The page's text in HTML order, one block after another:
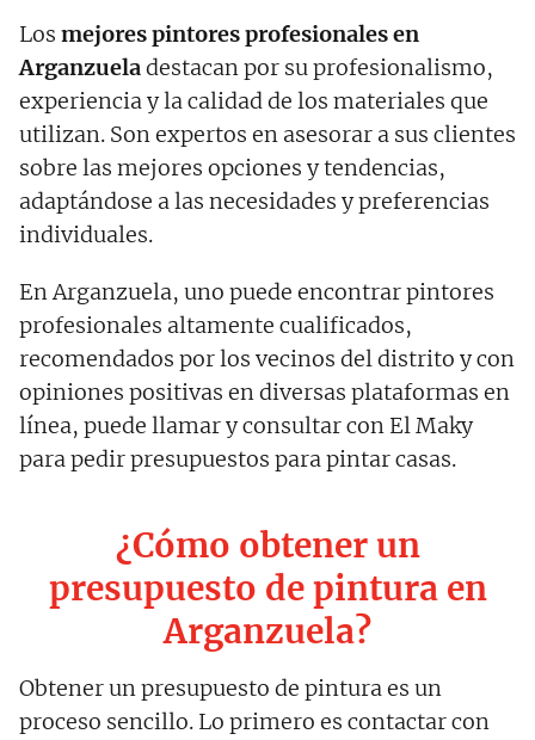
Los mejores pintores profesionales en
Arganzueladestacan por su profesionalismo,
experiencia y la calidad de los materiales que
utilizan. Son expertos en asesorar a sus clientes
sobre las mejores opciones y tendencias,
adaptándose a las necesidades y preferencias
individuales.
En Arganzuela, uno puede encontrar pintores
profesionales altamente cualificados,
recomendados por los vecinos del distrito y con
opiniones positivas en diversas plataformas en
línea, puede llamar y consultar con El Maky
para pedir presupuestos para pintar casas.
¿Cómo obtener un
presupuesto de pintura en
Arganzuela?
Obtener un presupuesto de pintura es un
proceso sencillo. Lo primero es contactar con